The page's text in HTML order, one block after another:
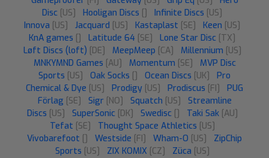
Disc [US] Hooligan Discs [] Infinite Discs [US]
Innova [US] Jacquard [US] Kastaplast [SE] Keen [US]
KnA games [] Latitude 64 [SE] Lone Star Disc [TX]
Løft Discs (loft) [DE] MeepMeep [CA] Millennium [US]
MNKYMND Games [AU] Momentum [SE]
MVP Disc
Sports [US] Oak Socks [] Ocean Discs [UK]
Pro
Chemical & Dye [US] Prodigy [US] Prodiscus [FI]
PUG
Förlag [SE] Sigr [NO] Squatch [US]
Streamline
Discs [US] SuperSonic [DK] Swedisc [] Taki Sak [AU]
Tefat [SE] Thought Space Athletics [US]
Vivobarefoot [] Westside [FI] Wham-O [US]
ZipChip
Sports [US] ZIX KOMIX [CZ] Züca [US]